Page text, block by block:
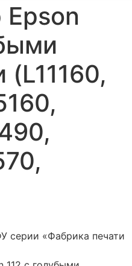
Epson
серии «Фабрика печати